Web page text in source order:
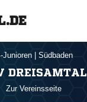
Junioren Südbaden
DREISAMTAL
Zur Vereinsseite